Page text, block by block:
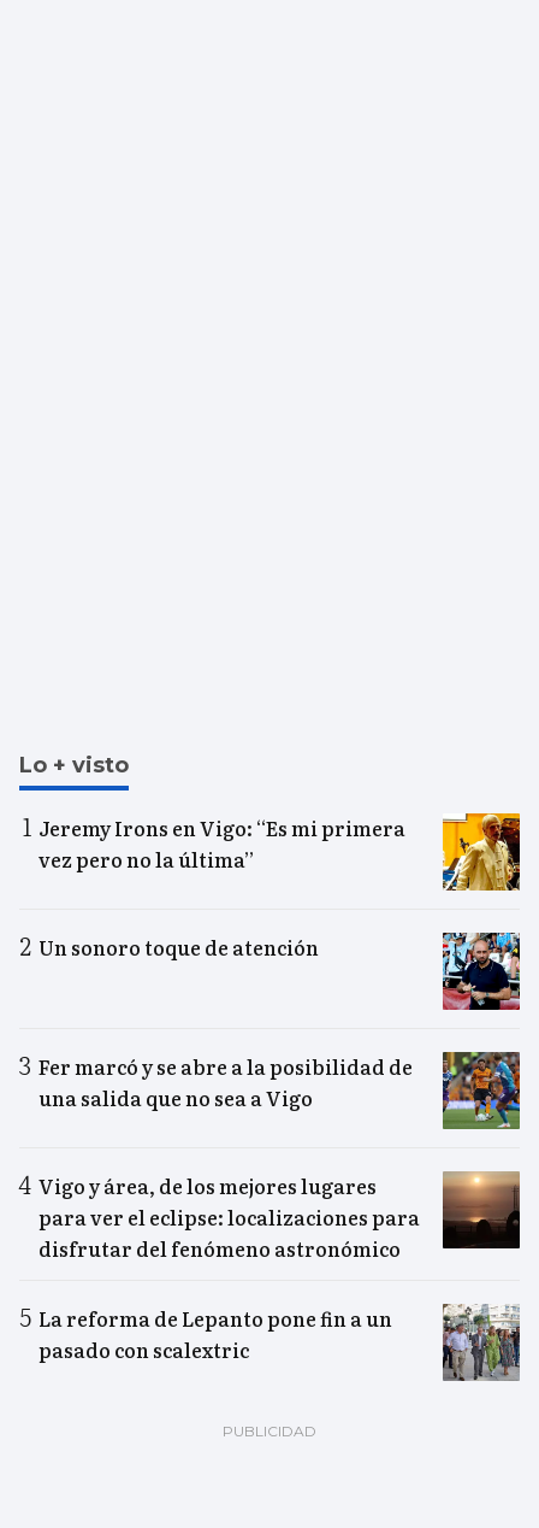
Lo + visto
Jeremy Irons en Vigo: “Es mi primera
vez pero no la última”
Un sonoro toque de atención
Fer marcó y se abre a la posibilidad de
una salida que no sea a Vigo
Vigo y área, de los mejores lugares
para ver el eclipse: localizaciones para
disfrutar del fenómeno astronómico
La reforma de Lepanto pone fin a un
pasado con scalextric